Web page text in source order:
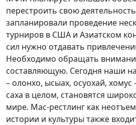
перестроить свою
запланировали проведение
турниров в США и Азиатском
сил нужно отдавать
Необходимо обращать
составляющую. Сегодня наши
– олонхо, ысыах, осуохай, хомус
саха в целом, становятся
мире. Мас-рестлинг как
истории и культуры также